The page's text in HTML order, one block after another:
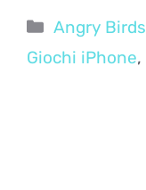
Categorie
Angry Birds
Giochi iPhone,